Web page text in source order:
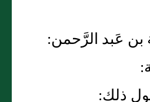
عَبد الرَّحمن:
ذلك: